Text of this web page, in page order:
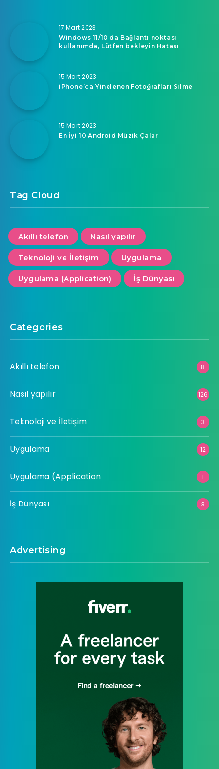
17 Mart 2023
Windows 11/10’da Bağlantı noktası
kullanımda, Lütfen bekleyin Hatası
15 Mart 2023
iPhone’da Yinelenen Fotoğrafları Silme
15 Mart 2023
En İyi 10 Android Müzik Çalar
Tag Cloud
Akıllı telefon Nasıl yapılır
Teknoloji ve İletişim Uygulama
Uygulama (Application) İş Dünyası
Categories
Akıllı telefon 8
Nasıl yapılır 126
Teknoloji ve İletişim 3
Uygulama 12
Uygulama (Application 1
İş Dünyası 3
Advertising